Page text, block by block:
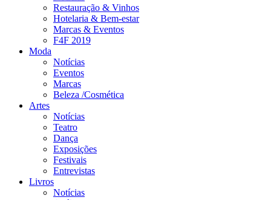
Restauração & Vinhos
Hotelaria & Bem-estar
Marcas & Eventos
F4F 2019
Moda
Notícias
Eventos
Marcas
Beleza /Cosmética
Artes
Notícias
Teatro
Dança
Exposições
Festivais
Entrevistas
Livros
Notícias